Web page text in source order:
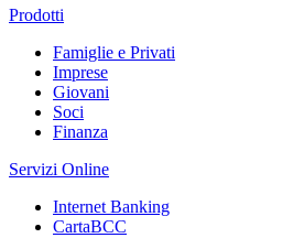
Prodotti
Famiglie e Privati
Imprese
Giovani
Soci
Finanza
Servizi Online
Internet Banking
CartaBCC